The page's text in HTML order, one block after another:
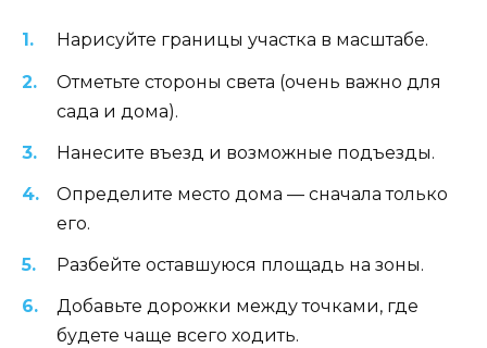
Нарисуйте границы участка в масштабе.
Отметьте стороны света (очень важно для
сада и дома).
Нанесите въезд и возможные подъезды.
Определите место дома — сначала только
его.
Разбейте оставшуюся площадь на зоны.
Добавьте дорожки между точками, где
будете чаще всего ходить.